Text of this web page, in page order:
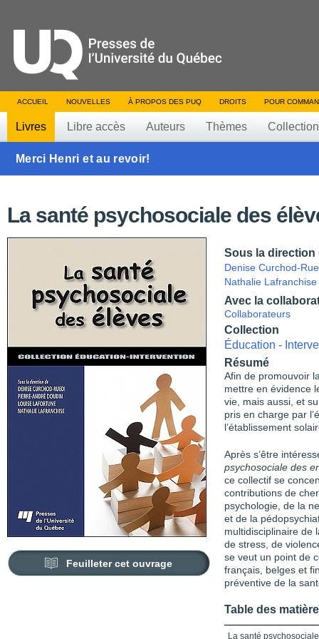
ACCUEIL NOUVELLES À PROPOS DES PUQ DROITS POUR
Livres Libre accès Auteurs Thèmes
Merci Henri et au revoir!
La santé psychosociale des
Feuilleter cet ouvrage
Sous la direction
Denise Curchod-
Nathalie Lafranchise
Avec la
Collaborateurs
Collection
Éducation -
Résumé
Afin de promouvoir
mettre en évidence
vie, mais aussi, et
pris en charge par
l’établissement
Après s’être
psychosociale des
ce collectif se
contributions de
psychologie, de la
et de la
multidisciplinaire de
de stress, de
se veut un point de
français, belges et
préventive de la
Table des
La santé